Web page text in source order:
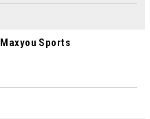
Maxyou Sports